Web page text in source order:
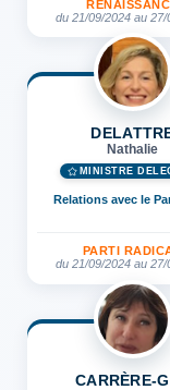
du 21/09/2024 au 27/
Nathalie
MINISTRE
Relations avec le
PARTI
du 21/09/2024 au 27/
CARRÈRE-